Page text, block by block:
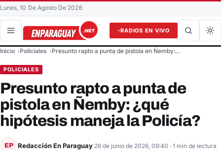
Lunes, 10 De Agosto De 2026
RADIOS EN VIVO
Buscar en el sitio
Inicio Policiales Presunto rapto a punta de pistola en Ñemby:…
POLICIALES
Presunto rapto a punta de
pistola en Ñemby: ¿qué
hipótesis maneja la Policía?
EP Redacción En Paraguay 26 de junio de 2026, 09:40 · 1 min de lectura